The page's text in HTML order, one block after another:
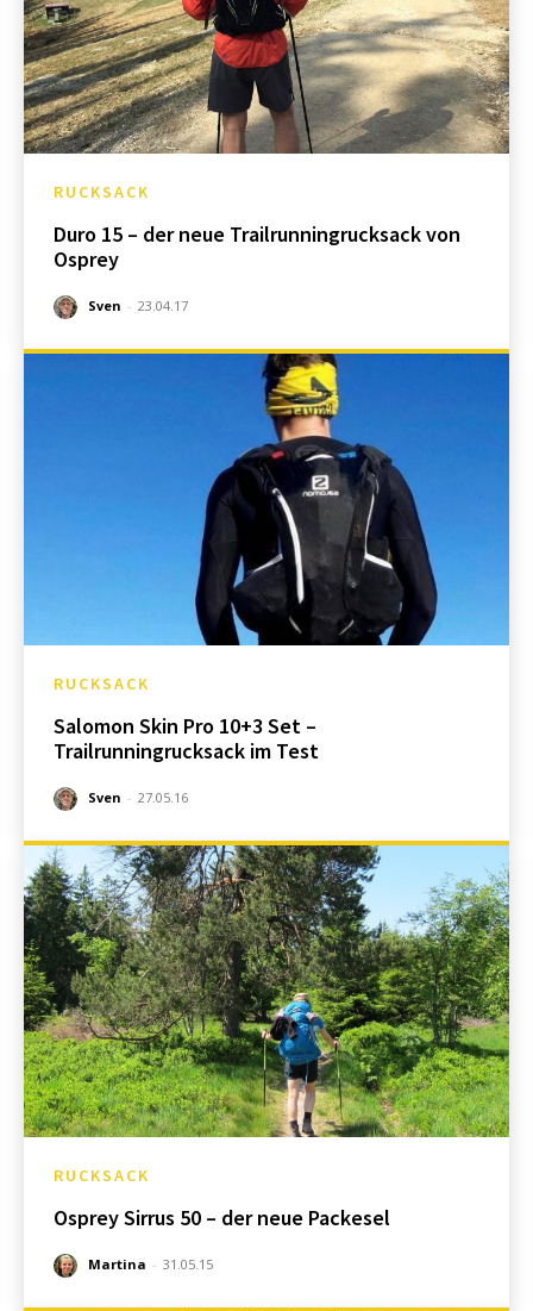
RUCKSACK
Duro 15 – der neue Trailrunningrucksack von
Osprey
Sven - 23.04.17
RUCKSACK
Salomon Skin Pro 10+3 Set –
Trailrunningrucksack im Test
Sven - 27.05.16
RUCKSACK
Osprey Sirrus 50 – der neue Packesel
Martina - 31.05.15